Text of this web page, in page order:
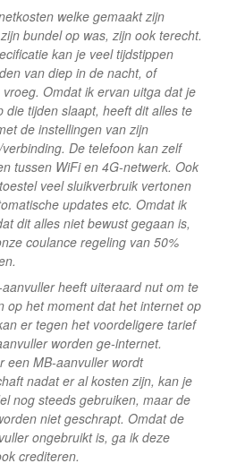
welke gemaakt zijn
bundel op was, zijn ook terecht.
kan je veel tijdstippen
van diep in de nacht, of
Omdat ik ervan uitga dat je
die tijden slaapt, heeft dit alles te
de instellingen van zijn
De telefoon kan zelf
tussen WiFi en 4G-netwerk. Ook
veel sluikverbruik vertonen
updates etc. Omdat ik
dit alles niet bewust gegaan is,
coulance regeling van 50%
heeft uiteraard nut om te
op het moment dat het internet op
er tegen het voordeligere tarief
worden ge-internet.
een MB-aanvuller wordt
nadat er al kosten zijn, kan je
nog steeds gebruiken, maar de
niet geschrapt. Omdat de
ongebruikt is, ga ik deze
crediteren.